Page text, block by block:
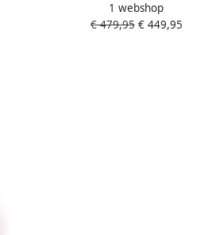
Handvat Kobaltblauw FRIDGE
107L
1 webshop
€ 479,95€ 449,95